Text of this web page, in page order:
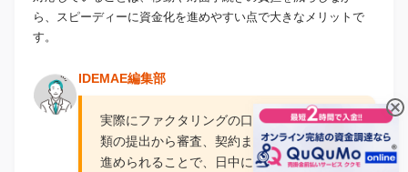
ら、スピーディーに資金化を進めやすい点で大きなメリットで
す。
IDEMAE編集部
実際にファクタリングの口コミでは、必要書
類の提出から審査、契約までをオンラインで
進められることで、日中にまとまった時間を